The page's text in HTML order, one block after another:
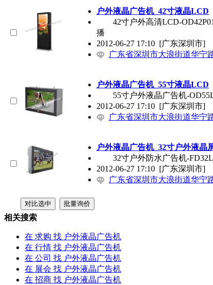
户外液晶广告机_42寸液晶LCD
42寸户外高清LCD-
播
2012-06-27 17:10 [广东深圳市]
广东省深圳市大浪街道华宁
户外液晶广告机_55寸液晶LCD
55寸户外液晶广告机-
2012-06-27 17:10 [广东深圳市]
广东省深圳市大浪街道华宁
户外液晶广告机_32寸户外液晶
32寸户外防水广告机-
2012-06-27 17:10 [广东深圳市]
广东省深圳市大浪街道华宁
相关搜索
在 求购 找 户外液晶广告机
在 行情 找 户外液晶广告机
在 公司 找 户外液晶广告机
在 展会 找 户外液晶广告机
在 招商 找 户外液晶广告机